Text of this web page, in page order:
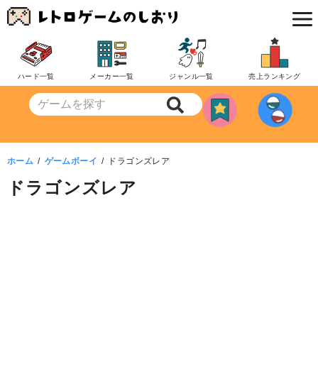
コ
ン
ツ
動
ハード一覧 メーカー一覧 ジャンル一覧 売上ランキング
ホーム ゲームボーイ ドラゴンズレア
ドラゴンズレア